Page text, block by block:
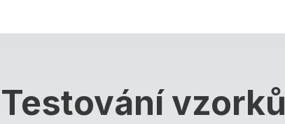
Testování vzorků